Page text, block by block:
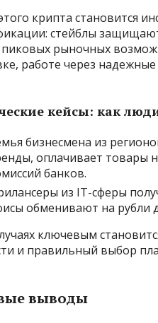
крипта становится
стейблы
пиковых рыночных
работе через
кейсы: как
бизнесмена из
оплачивает товары
банков.
из IT-сферы
обменивают на рубли
ключевым
и правильный выбор
выводы